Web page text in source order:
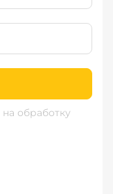
на обработку